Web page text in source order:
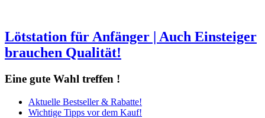
Lötstation für Anfänger | Auch Einsteiger
brauchen Qualität!
Eine gute Wahl treffen !
Aktuelle Bestseller & Rabatte!
Wichtige Tipps vor dem Kauf!